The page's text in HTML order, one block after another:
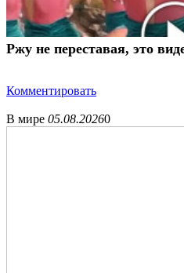
Ржу не переставая, это
Комментировать
В мире 05.08.20260